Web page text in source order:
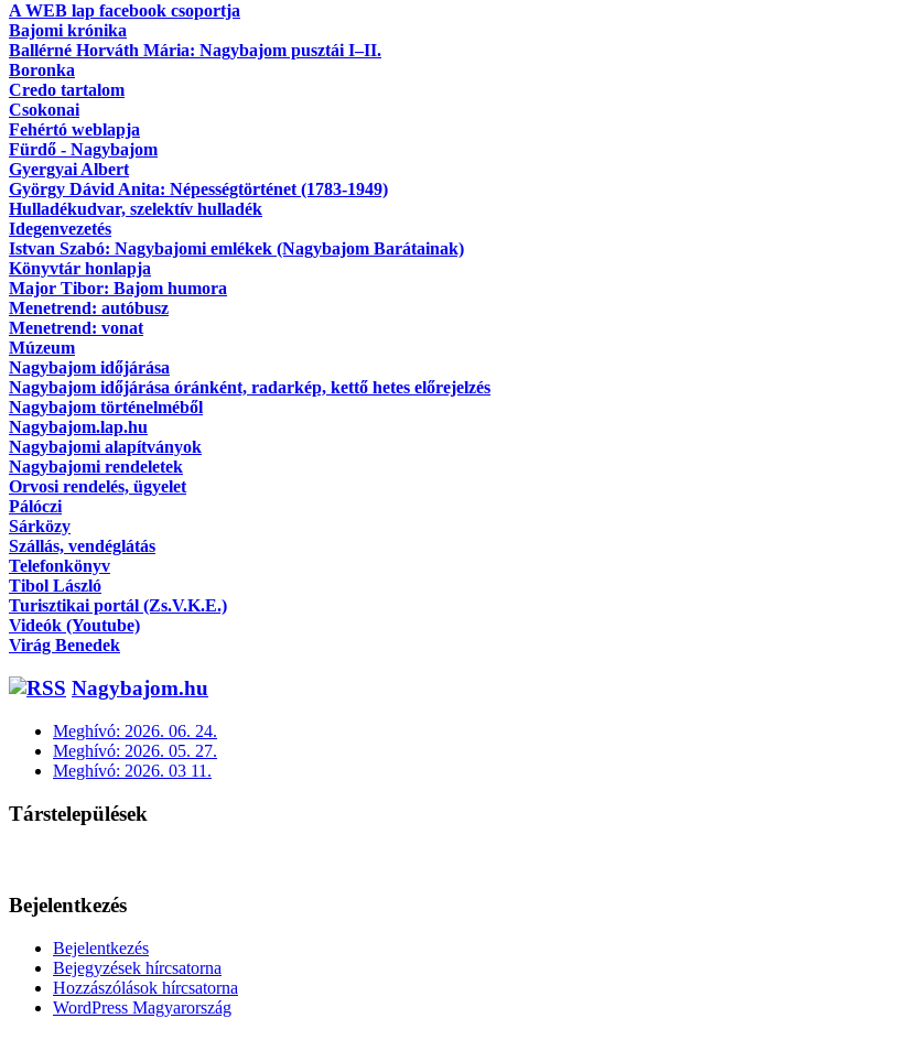
A WEB lap facebook csoportja
Bajomi krónika
Ballérné Horváth Mária: Nagybajom pusztái I–II.
Boronka
Credo tartalom
Csokonai
Fehértó weblapja
Fürdő - Nagybajom
Gyergyai Albert
György Dávid Anita: Népességtörténet (1783-1949)
Hulladékudvar, szelektív hulladék
Idegenvezetés
Istvan Szabó: Nagybajomi emlékek (Nagybajom Barátainak)
Könyvtár honlapja
Major Tibor: Bajom humora
Menetrend: autóbusz
Menetrend: vonat
Múzeum
Nagybajom időjárása
Nagybajom időjárása óránként, radarkép, kettő hetes előrejelzés
Nagybajom történelméből
Nagybajom.lap.hu
Nagybajomi alapítványok
Nagybajomi rendeletek
Orvosi rendelés, ügyelet
Pálóczi
Sárközy
Szállás, vendéglátás
Telefonkönyv
Tibol László
Turisztikai portál (Zs.V.K.E.)
Videók (Youtube)
Virág Benedek
Nagybajom.hu
Meghívó: 2026. 06. 24.
Meghívó: 2026. 05. 27.
Meghívó: 2026. 03 11.
Társtelepülések
Bejelentkezés
Bejelentkezés
Bejegyzések hírcsatorna
Hozzászólások hírcsatorna
WordPress Magyarország